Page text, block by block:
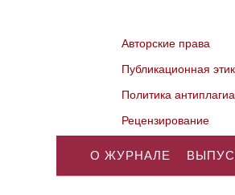
Авторские права
Публикационная
Политика
Рецензирование
О ЖУРНАЛЕ